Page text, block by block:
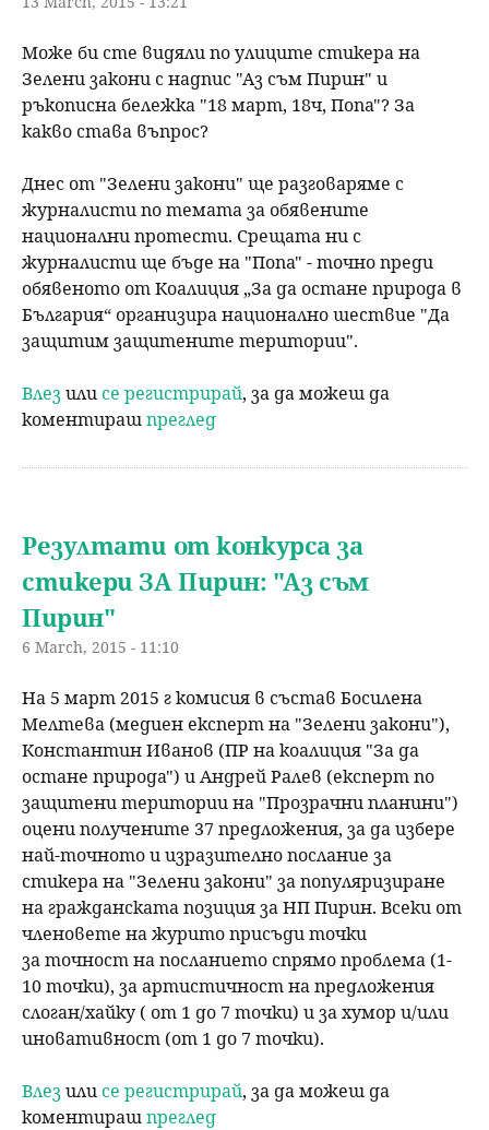
Може би сте видяли по улиците стикера на
Зелени закони с надпис "Аз съм Пирин" и
ръкописна бележка "18 март, 18ч, Попа"? За
какво става въпрос?
Днес от "Зелени закони" ще разговаряме с
журналисти по темата за обявените
национални протести. Срещата ни с
журналисти ще бъде на "Попа" - точно преди
обявеното от Коалиция „За да остане природа в
България“ организира национално шествие "Да
защитим защитените територии".
Влезили се регистрирай, за да можеш да
коментирашпреглед
Резултати от конкурса за
стикери ЗА Пирин: "Аз съм
Пирин"
6 March, 2015 - 11:10
На 5 март 2015 г комисия в състав Босилена
Мелтева (медиен експерт на "Зелени закони"),
Константин Иванов (ПР на коалиция "За да
остане природа") и Андрей Ралев (експерт по
защитени територии на "Прозрачни планини")
оцени получените 37 предложения, за да избере
най-точното и изразително послание за
стикера на "Зелени закони" за популяризиране
на гражданската позиция за НП Пирин. Всеки от
членовете на журито присъди точки
за точност на посланието спрямо проблема (1-
10 точки), за артистичност на предложения
слоган/хайку ( от 1 до 7 точки) и за хумор и/или
иновативност (от 1 до 7 точки).
Влезили се регистрирай, за да можеш да
коментирашпреглед